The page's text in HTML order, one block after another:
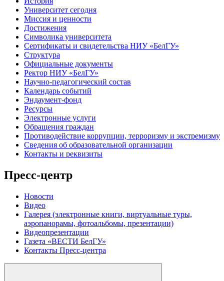
Университет сегодня
Миссия и ценности
Достижения
Символика университета
Сертификаты и свидетельства НИУ «БелГУ»
Структура
Официальные документы
Ректор НИУ «БелГУ»
Научно-педагогический состав
Календарь событий
Эндаумент-фонд
Ресурсы
Электронные услуги
Обращения граждан
Противодействие коррупции, терроризму и экстремизму
Сведения об образовательной организации
Контакты и реквизиты
Пресс-центр
Новости
Видео
Галерея (электронные книги, виртуальные туры,
аэропанорамы, фотоальбомы, презентации)
Видеопрезентации
Газета «ВЕСТИ БелГУ»
Контакты Пресс-центра